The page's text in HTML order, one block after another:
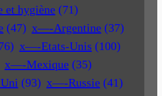
et hygiène (71)
(47) x—-Argentine (37)
x—-Etats-Unis (100)
x—-Mexique (35)
(93) x—-Russie (41)